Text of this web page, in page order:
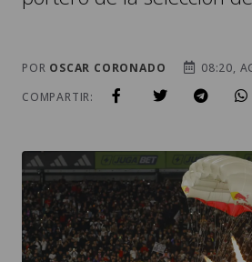
POR OSCAR CORONADO
08:20,
COMPARTIR: